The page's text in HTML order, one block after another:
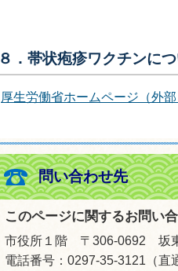
８．帯状疱疹ワクチンに
厚生労働省ホームページ（外部
問い合わせ先
このページに関するお問い
市役所１階 〒306-0692 坂
電話番号：0297-35-3121（直